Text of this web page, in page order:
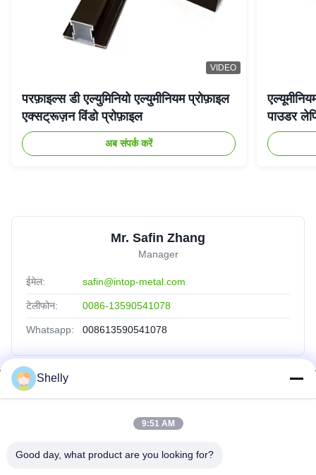
VIDEO
परफ़ाइल्स डी एल्युमिनियो एल्युमीनियम प्रोफ़ाइल
एक्सट्रूज़न विंडो प्रोफ़ाइल
अब संपर्क करें
पाउडर
Mr. Safin Zhang
Manager
ईमेल: safin@intop-metal.com
टेलीफोन: 0086-13590541078
Whatsapp: 008613590541078
त्वरित लिंक
होम
हमारे बारे में
Shelly
9:51 AM
Good day, what product are you looking for?